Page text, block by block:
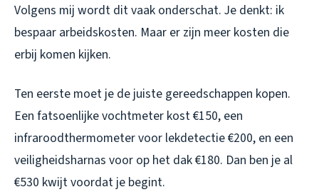
Volgens mij wordt dit vaak onderschat. Je denkt: ik
bespaar arbeidskosten. Maar er zijn meer kosten die
erbij komen kijken.
Ten eerste moet je de juiste gereedschappen kopen.
Een fatsoenlijke vochtmeter kost €150, een
infraroodthermometer voor lekdetectie €200, en een
veiligheidsharnas voor op het dak €180. Dan ben je al
€530 kwijt voordat je begint.